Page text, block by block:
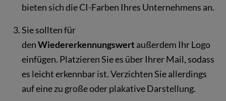
bieten sich die CI-Farben Ihres Unternehmens an.
Sie sollten für
denWiedererkennungswertaußerdem Ihr Logo
einfügen. Platzieren Sie es über Ihrer Mail, sodass
es leicht erkennbar ist. Verzichten Sie allerdings
auf eine zu große oder plakative Darstellung.